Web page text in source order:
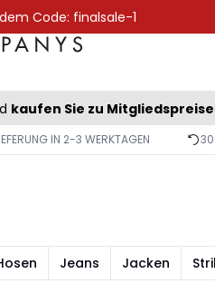
dem Code: finalsale-1
kaufen Sie zu
IN 2-3 WERKTAGEN 30
Jeans Jacken